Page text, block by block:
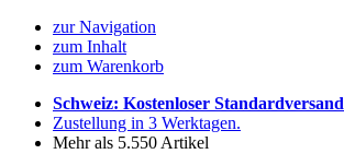
zur Navigation
zum Inhalt
zum Warenkorb
Schweiz: Kostenloser Standardversand
Zustellung in 3 Werktagen.
Mehr als 5.550 Artikel